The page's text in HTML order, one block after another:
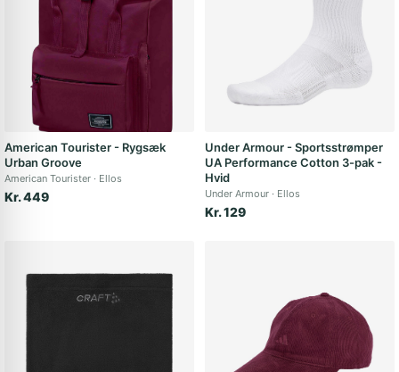
American Tourister - Rygsæk
Urban Groove
American Tourister Ellos
Kr. 449
Under Armour - Sportsstrømper
UA Performance Cotton 3-pak -
Hvid
Under Armour Ellos
Kr. 129